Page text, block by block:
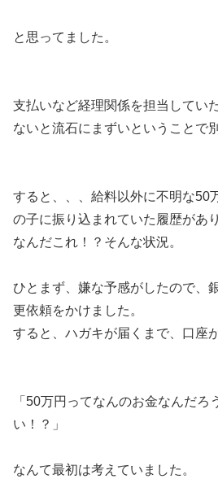
と思ってました。
支払いなど経理関係を担当してい
ないと流石にまずいということで
すると、、、給料以外に不明な50
の子に振り込まれていた履歴があ
なんだこれ！？そんな状況。
ひとまず、嫌な予感がしたので、
更依頼をかけました。
すると、ハガキが届くまで、口座
「50万円ってなんのお金なんだろ
い！？」
なんて最初は考えていました。